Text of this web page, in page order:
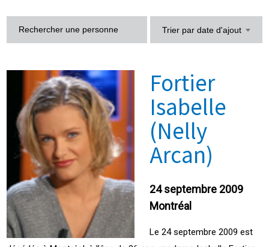
Trier par date d'ajout
Fortier
Isabelle
(Nelly
Arcan)
24 septembre 2009
Montréal
Le 24 septembre 2009 est